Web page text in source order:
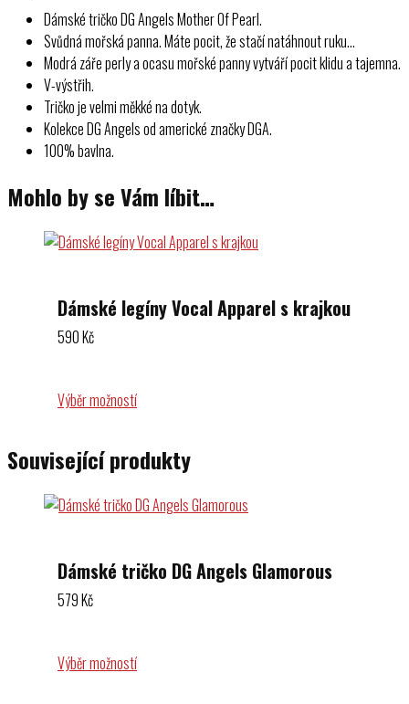
Dámské tričko DG Angels Mother Of Pearl.
Svůdná mořská panna. Máte pocit, že stačí natáhnout ruku…
Modrá záře perly a ocasu mořské panny vytváří pocit klidu a tajemna.
V-výstřih.
Tričko je velmi měkké na dotyk.
Kolekce DG Angels od americké značky DGA.
100% bavlna.
Mohlo by se Vám líbit…
Dámské legíny Vocal Apparel s krajkou
590Kč
Výběr možností
Související produkty
Dámské tričko DG Angels Glamorous
579Kč
Výběr možností